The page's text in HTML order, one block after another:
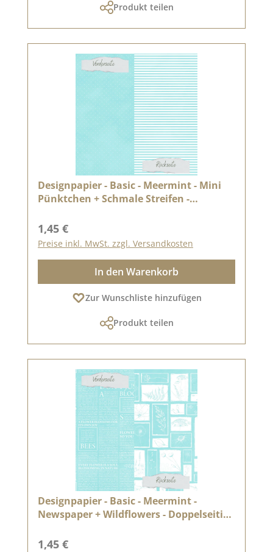
Produkt teilen
Designpapier - Basic - Meermint - Mini
Pünktchen + Schmale Streifen -
Regulärer Preis:
1,45 €
Preise inkl. MwSt. zzgl. Versandkosten
In den Warenkorb
Zur Wunschliste hinzufügen
Produkt teilen
Designpapier - Basic - Meermint -
Newspaper + Wildflowers - Doppelseitig
Regulärer Preis:
1,45 €